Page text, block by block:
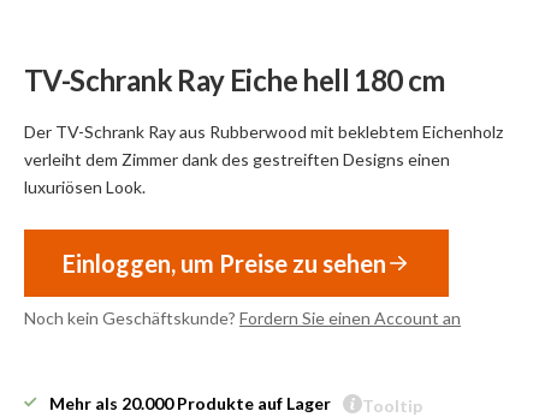
TV-Schrank Ray Eiche hell 180 cm
Der TV-Schrank Ray aus Rubberwood mit beklebtem Eichenholz
verleiht dem Zimmer dank des gestreiften Designs einen
luxuriösen Look.
Einloggen, um Preise zu sehen
Noch kein Geschäftskunde? Fordern Sie einen Account an
Mehr als 20.000 Produkte auf Lager
Tooltip